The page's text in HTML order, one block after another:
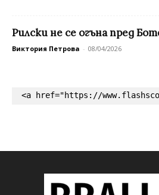
Рилски не се огъна пред
Виктория Петрова - 08/04/2026
<a href="https://